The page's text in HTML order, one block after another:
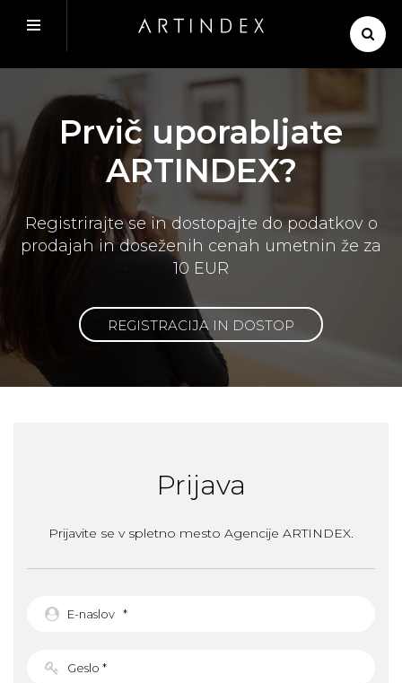
Prvič uporabljate
ARTINDEX?
Registrirajte se in dostopajte do podatkov o
prodajah in doseženih cenah umetnin že za
10 EUR
REGISTRACIJA IN DOSTOP
Prijava
Prijavite se v spletno mesto Agencije ARTINDEX.